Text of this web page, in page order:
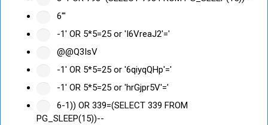
6'"
-1' OR 5*5=25 or 'I6VreaJ2'='
@@Q3IsV
-1' OR 5*5=25 or '6qiyqQHp'='
-1' OR 5*5=25 or 'hrGjpr5V'='
6-1)) OR 339=(SELECT 339 FROM
PG_SLEEP(15))--